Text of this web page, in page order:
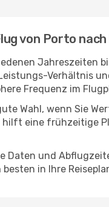
von Porto
Jahreszeiten
Verhältnis
Frequenz im
Wahl, wenn Sie
hilft eine frühzeitige
Daten und
in Ihre